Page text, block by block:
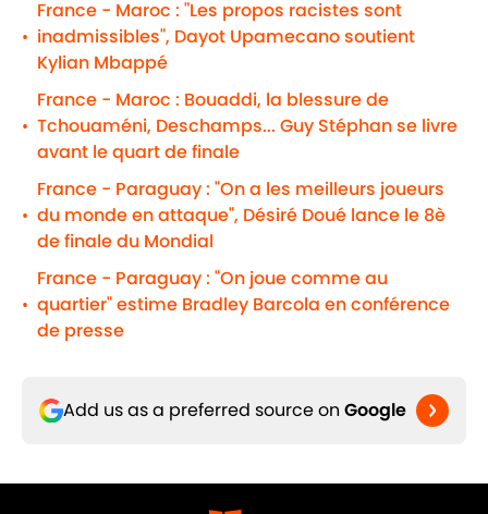
•
France - Maroc : "Les propos racistes sont
inadmissibles", Dayot Upamecano soutient
Kylian Mbappé
•
France - Maroc : Bouaddi, la blessure de
Tchouaméni, Deschamps... Guy Stéphan se livre
avant le quart de finale
•
France - Paraguay : "On a les meilleurs joueurs
du monde en attaque", Désiré Doué lance le 8è
de finale du Mondial
•
France - Paraguay : "On joue comme au
quartier" estime Bradley Barcola en conférence
de presse
Add us as a preferred source on Google